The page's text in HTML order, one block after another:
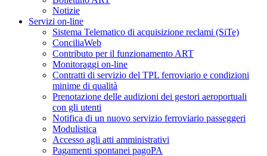
Notizie
Servizi on-line
Sistema Telematico di acquisizione reclami (SiTe)
ConciliaWeb
Contributo per il funzionamento ART
Monitoraggi on-line
Contratti di servizio del TPL ferroviario e condizioni
minime di qualità
Prenotazione delle audizioni dei gestori aeroportuali
con gli utenti
Notifica di un nuovo servizio ferroviario passeggeri
Modulistica
Accesso agli atti amministrativi
Pagamenti spontanei pagoPA